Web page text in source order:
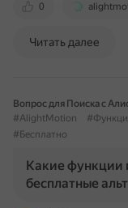
0
Читать далее
Вопрос для Поиска с
#AlightMotion
#Бесплатно
Какие функции
бесплатные